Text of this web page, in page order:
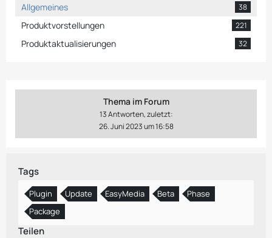
Allgemeines 38
Produktvorstellungen 221
Produktaktualisierungen 32
Thema im Forum
13 Antworten, zuletzt:
26. Juni 2023 um 16:58
Tags
Plugin Update EasyMedia Beta
Phase
Package
Teilen